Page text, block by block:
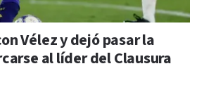
Vélez y dejó pasar la
al líder del Clausura